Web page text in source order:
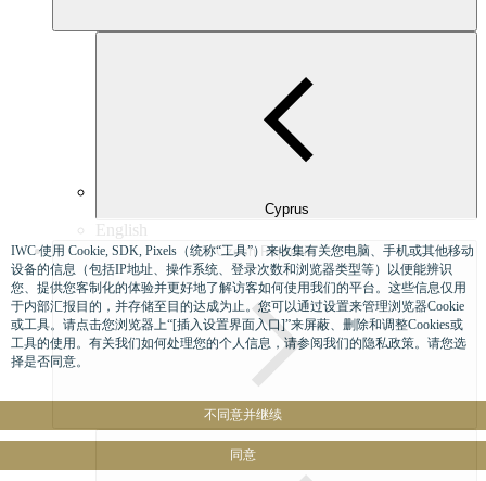
Cyprus
English
Czech Republic
IWC 使用 Cookie, SDK, Pixels（统称“工具”）来收集有关您电脑、手机或其他移动
设备的信息（包括IP地址、操作系统、登录次数和浏览器类型等）以便能辨识
您、提供您客制化的体验并更好地了解访客如何使用我们的平台。这些信息仅用
于内部汇报目的，并存储至目的达成为止。您可以通过设置来管理浏览器Cookie
或工具。请点击您浏览器上“[插入设置界面入口]”来屏蔽、删除和调整Cookies或
工具的使用。有关我们如何处理您的个人信息，请参阅我们的隐私政策。请您选
择是否同意。
不同意并继续
同意